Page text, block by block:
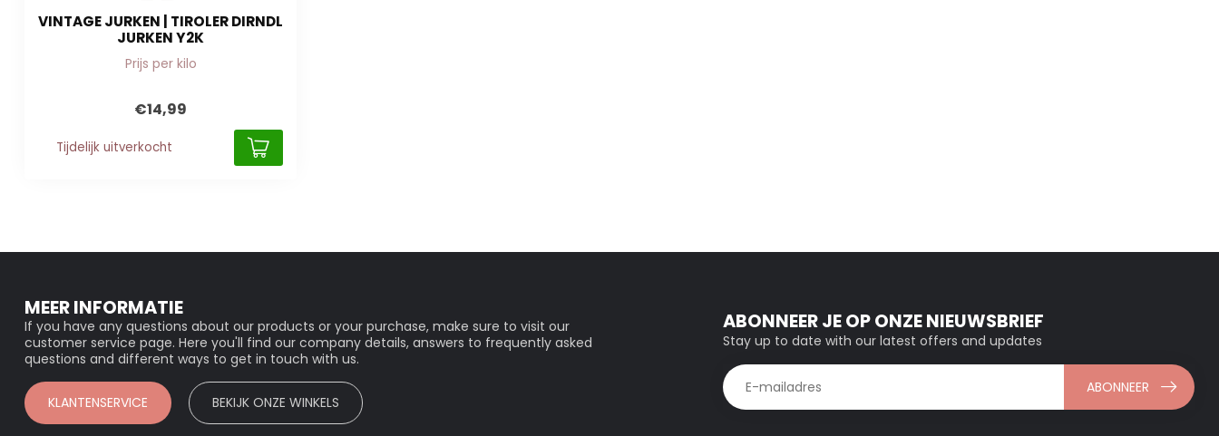
VINTAGE JURKEN | TIROLER DIRNDL
JURKEN Y2K
Prijs per kilo
€14,99
Tijdelijk uitverkocht
MEER INFORMATIE
If you have any questions about our products or your purchase, make sure to visit our
customer service page. Here you'll find our company details, answers to frequently asked
questions and different ways to get in touch with us.
KLANTENSERVICE BEKIJK ONZE WINKELS
ABONNEER JE OP ONZE NIEUWSBRIEF
Stay up to date with our latest offers and updates
ABONNEER